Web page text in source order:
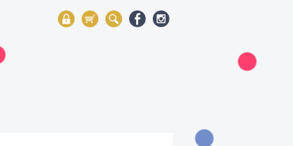
My Account
Mon panier
Rechercher